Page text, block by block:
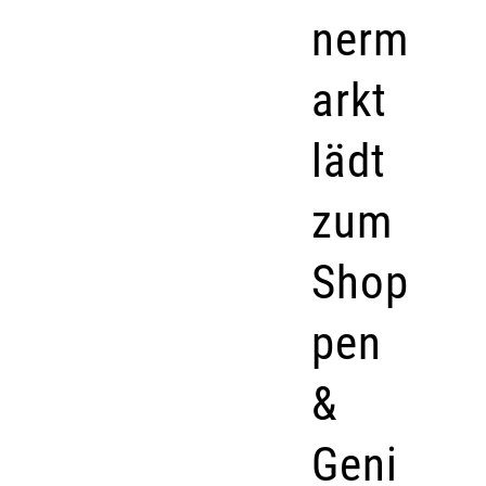
nerm
arkt
lädt
zum
Shop
pen
&
Geni